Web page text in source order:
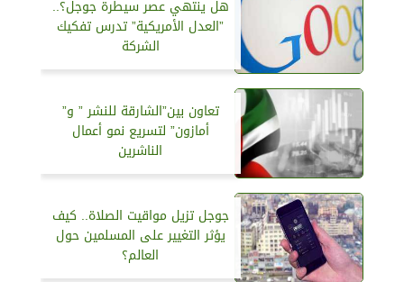
هل ينتهي عصر سيطرة جوجل؟..
”العدل الأمريكية” تدرس تفكيك
الشركة
تعاون بين”الشارقة للنشر ” و”
أمازون” لتسريع نمو أعمال
الناشرين
جوجل تزيل مواقيت الصلاة.. كيف
يؤثر التغيير على المسلمين حول
العالم؟